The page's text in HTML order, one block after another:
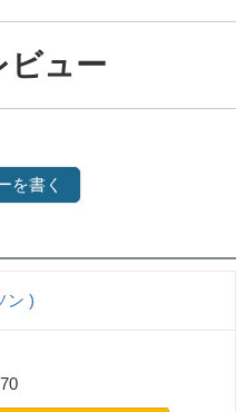
ビュー
を書く
ン )